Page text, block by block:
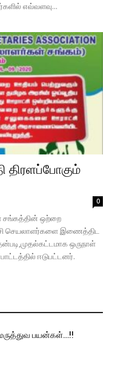
எவ்வளவு...
திரளப்போகும்
0
சங்கத்தின் ஒற்றை
செயலாளர்களை இணைத்திட
ஒருநாள்
ஈடுபட்டனர்.
பயன்கள்…!!